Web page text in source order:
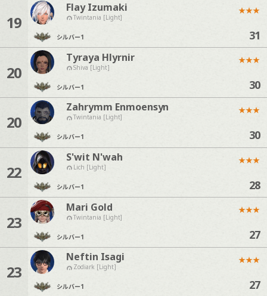
19
Flay Izumaki
Twintania [Light]
シルバー1
★★★
31
20
Tyraya Hlyrnir
Shiva [Light]
シルバー1
★★★
30
20
Zahrymm Enmoensyn
Twintania [Light]
シルバー1
★★★
30
22
S'wit N'wah
Lich [Light]
シルバー1
★★★
28
23
Mari Gold
Twintania [Light]
シルバー1
★★★
27
23
Neftin Isagi
Zodiark [Light]
シルバー1
★★★
27